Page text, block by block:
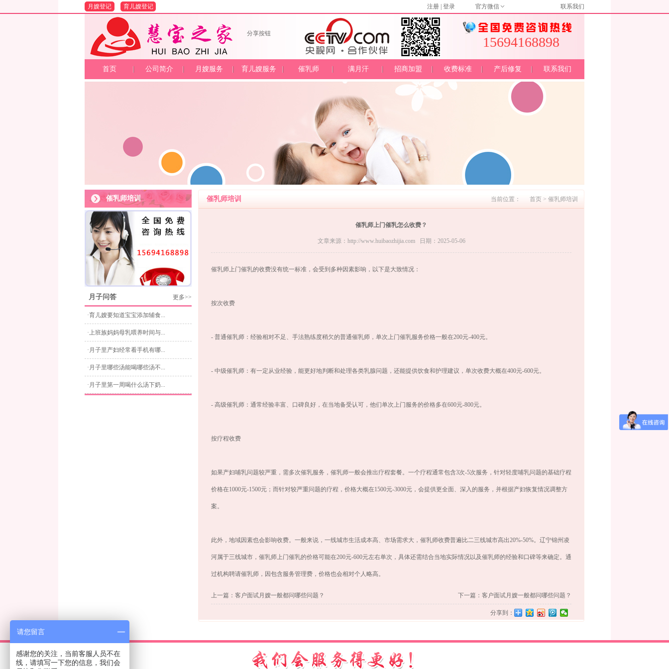
月嫂登记 育儿嫂登记 注册 登录 官方微信 联系我们
分享按钮
15694168898
首页 公司简介 月嫂服务 育儿嫂服务 催乳师 满月汗 招商加盟 收费标准 产后修复 联系我们
催乳师培训
更多>>
月子问答
·育儿嫂要知道宝宝添加辅食...
·上班族妈妈母乳喂养时间与...
·月子里产妇经常看手机有哪...
·月子里哪些汤能喝哪些汤不...
·月子里第一周喝什么汤下奶...
当前位置： 首页 > 催乳师培训
催乳师培训
催乳师上门催乳怎么收费？
文章来源：http://www.huibaozhijia.com 日期：2025-05-06
催乳师上门催乳的收费没有统一标准，会受到多种因素影响，以下是大致情况：
按次收费
- 普通催乳师：经验相对不足、手法熟练度稍欠的普通催乳师，单次上门催乳服务价格一般在200元-400元。
- 中级催乳师：有一定从业经验，能更好地判断和处理各类乳腺问题，还能提供饮食和护理建议，单次收费大概在400元-600元。
- 高级催乳师：通常经验丰富、口碑良好，在当地备受认可，他们单次上门服务的价格多在600元-800元。
按疗程收费
如果产妇哺乳问题较严重，需多次催乳服务，催乳师一般会推出疗程套餐。一个疗程通常包含3次-5次服务，针对轻度哺乳问题的基础疗程
价格在1000元-1500元；而针对较严重问题的疗程，价格大概在1500元-3000元，会提供更全面、深入的服务，并根据产妇恢复情况调整方
案。
此外，地域因素也会影响收费。一般来说，一线城市生活成本高、市场需求大，催乳师收费普遍比二三线城市高出20%-50%。辽宁锦州凌
河属于三线城市，催乳师上门催乳的价格可能在200元-600元左右单次，具体还需结合当地实际情况以及催乳师的经验和口碑等来确定。通
过机构聘请催乳师，因包含服务管理费，价格也会相对个人略高。
上一篇：客户面试月嫂一般都问哪些问题？ 下一篇：客户面试月嫂一般都问哪些问题？
分享到：
请您留言
感谢您的关注，当前客服人员不在
线，请填写一下您的信息，我们会